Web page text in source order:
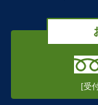
[受